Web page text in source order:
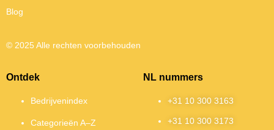
Blog
© 2025 Alle rechten voorbehouden
Ontdek
Bedrijvenindex
Categorieën A–Z
NL nummers
+31 10 300 3163
+31 10 300 3173